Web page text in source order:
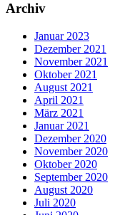
Archiv
Januar 2023
Dezember 2021
November 2021
Oktober 2021
August 2021
April 2021
März 2021
Januar 2021
Dezember 2020
November 2020
Oktober 2020
September 2020
August 2020
Juli 2020